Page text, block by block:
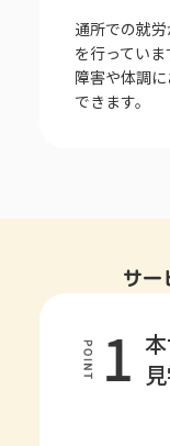
通所での就
を行っていま
障害や体調
できます。
サ